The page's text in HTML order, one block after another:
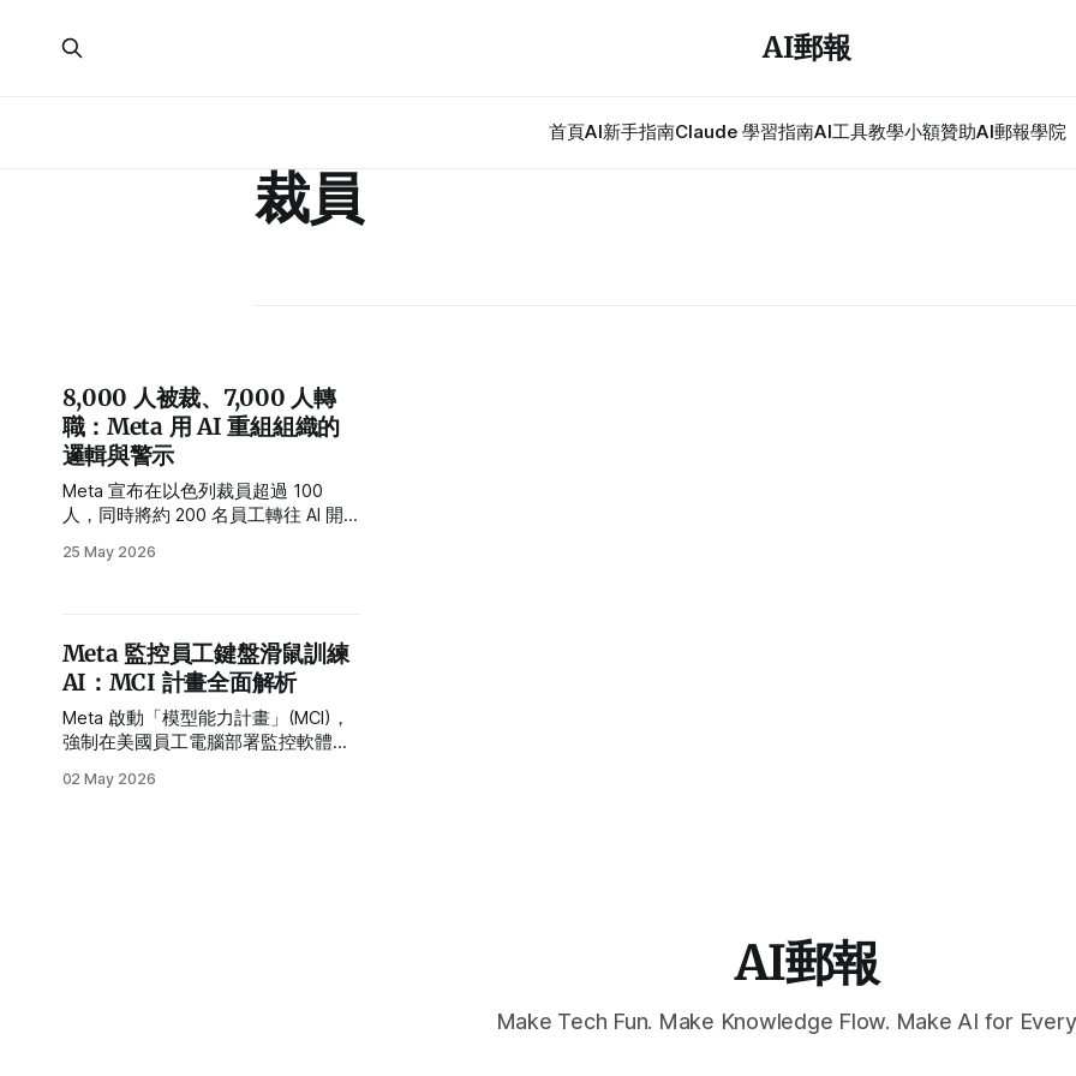
AI郵報
首頁AI新手指南Claude 學習指南AI工具教學小額贊助AI郵報學院
裁員
8,000 人被裁、7,000 人轉
職：Meta 用 AI 重組組織的
邏輯與警示
Meta 宣布在以色列裁員超過 100
人，同時將約 200 名員工轉往 AI 開
配置。這不只是一則裁員新聞，而是
族和企業管理者的真正啟示。
25 May 2026
Meta 監控員工鍵盤滑鼠訓練
AI：MCI 計畫全面解析
Meta 啟動「模型能力計畫」(MCI)，
強制在美國員工電腦部署監控軟體，
行長祖克柏直言員工智力高於外包
02 May 2026
AI郵報
Make Tech Fun. Make Knowledge Flow. Make AI for